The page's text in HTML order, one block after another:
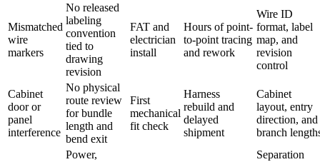
Mismatched
wire
markers
No released
labeling
convention
tied to
drawing
revision
FAT and
electrician
install
Hours of point-
to-point tracing
and rework
Wire ID
format, label
map, and
revision
control
Cabinet
door or
panel
interference
No physical
route review
for bundle
length and
bend exit
First
mechanical
fit check
Harness
rebuild and
delayed
shipment
Cabinet
layout, entry
direction, and
branch
Power,
Separation